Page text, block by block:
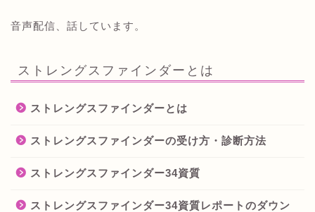
音声配信、話しています。
ストレングスファインダーとは
ストレングスファインダーとは
ストレングスファインダーの受け方・診断方法
ストレングスファインダー34資質
ストレングスファインダー34資質レポートのダウン